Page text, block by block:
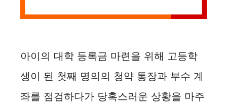
아이의 대학 등록금 마련을 위해 고등학
생이 된 첫째 명의의 청약 통장과 부수 계
좌를 점검하다가 당혹스러운 상황을 마주